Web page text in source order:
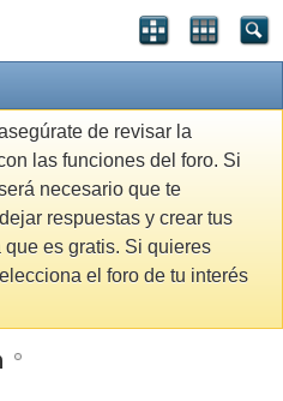
de revisar la
las funciones del foro. Si
necesario que te
respuestas y crear tus
es gratis. Si quieres
el foro de tu interés